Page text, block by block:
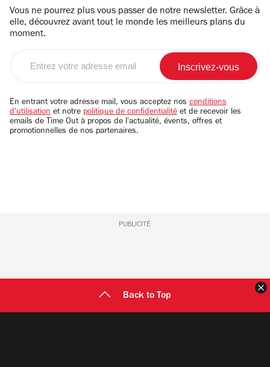
Vous ne pourrez plus vous passer de notre newsletter. Grâce à
elle, découvrez avant tout le monde les meilleurs plans du
moment.
email
En entrant votre adresse mail, vous acceptez nos conditions
d'utilisation et notre politique de confidentialité et de recevoir les
emails de Time Out à propos de l'actualité, évents, offres et
promotionnelles de nos partenaires.
PUBLICITÉ
Back to Top